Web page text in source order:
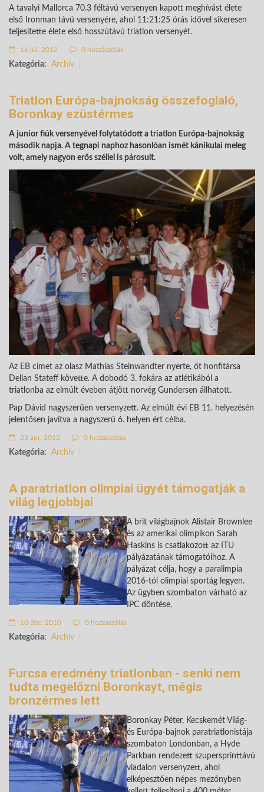
A tavalyi Mallorca 70.3 féltávú versenyen kapott meghívást élete
első Ironman távú versenyére, ahol 11:21:25 órás idővel sikeresen
teljesítette élete első hosszútávú triatlon versenyét.
16 júl. 2012 0 hozzászólás
Kategória: Archív
Triatlon Európa-bajnokság összefoglaló,
Boronkay ezüstérmes
A junior fiúk versenyével folytatódott a triatlon Európa-bajnokság
második napja. A tegnapi naphoz hasonlóan ismét kánikulai meleg
volt, amely nagyon erős széllel is párosult.
Az EB címet az olasz Mathias Steinwandter nyerte, őt honfitársa
Delian Stateff követte. A dobodó 3. fokára az atlétikából a
triatlonba az elmúlt éveben átjött norvég Gundersen állhatott.
Pap Dávid nagyszerűen versenyzett. Az elmúlt évi EB 11. helyezésén
jelentősen javítva a nagyszerű 6. helyen ért célba.
23 ápr. 2012 0 hozzászólás
Kategória: Archív
A paratriatlon olimpiai ügyét támogatják a
világ legjobbjai
A brit világbajnok Alistair Brownlee
és az amerikai olimpikon Sarah
Haskins is csatlakozott az ITU
pályázatának támogatóihoz. A
pályázat célja, hogy a paralimpia
2016-tól olimpiai sportág legyen.
Az ügyben szombaton várható az
IPC döntése.
10 dec. 2010 0 hozzászólás
Kategória: Archív
Furcsa eredmény triatlonban - senki nem
tudta megelőzni Boronkayt, mégis
bronzérmes lett
Boronkay Péter, Kecskemét Világ-
és Európa-bajnok paratriatlonistája
szombaton Londonban, a Hyde
Parkban rendezett szupersprinttávú
viadalon versenyzett, ahol
elképesztően népes mezőnyben